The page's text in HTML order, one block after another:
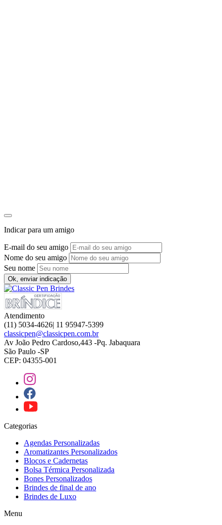
Indicar para um amigo
E-mail do seu amigo
Nome do seu amigo
Seu nome
Ok, enviar indicação
Atendimento
(11) 5034-4626| 11 95947-5399
classicpen@classicpen.com.br
Av João Pedro Cardoso,443 -Pq. Jabaquara
São Paulo -SP
CEP: 04355-001
Categorias
Agendas Personalizadas
Aromatizantes Personalizados
Blocos e Cadernetas
Bolsa Térmica Personalizada
Bones Personalizados
Brindes de final de ano
Brindes de Luxo
Menu